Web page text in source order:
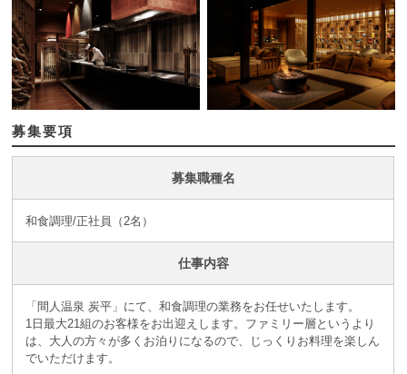
募集要項
募集職種名
和食調理/正社員（2名）
仕事内容
「間人温泉 炭平」にて、和食調理の業務をお任せいたします。
1日最大21組のお客様をお出迎えします。ファミリー層というより
は、大人の方々が多くお泊りになるので、じっくりお料理を楽しん
でいただけます。